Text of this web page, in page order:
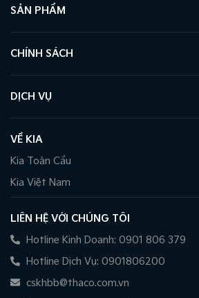
SẢN PHẨM
CHÍNH SÁCH
DỊCH VỤ
VỀ KIA
Kia Toàn Cầu
Kia Việt Nam
LIÊN HỆ VỚI CHÚNG TÔI
Hotline Kinh Doanh: 0901 806 379
Hotline Dịch Vụ: 0901806200
cskhbb@thaco.com.vn